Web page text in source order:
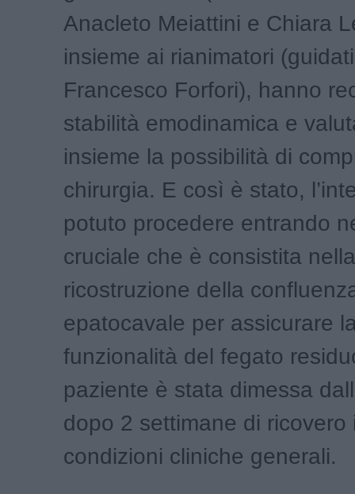
Anacleto Meiattini e Chiara
insieme ai rianimatori
Francesco Forfori), hanno
stabilità emodinamica e
insieme la possibilità di
chirurgia. E così è stato,
potuto procedere entrando
cruciale che è consistita nella
ricostruzione della
epatocavale per assicurare
funzionalità del fegato
paziente è stata dimessa
dopo 2 settimane di ricovero
condizioni cliniche generali.